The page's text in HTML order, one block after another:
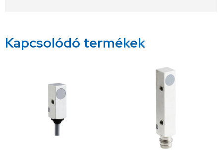
Kapcsolódó termékek